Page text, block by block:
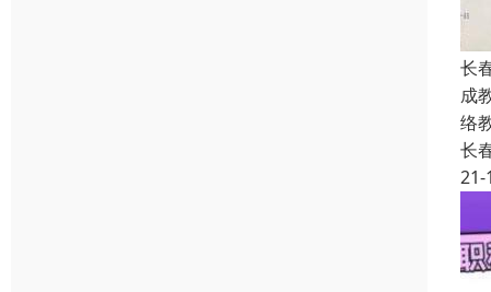
长
成
络
长
21-